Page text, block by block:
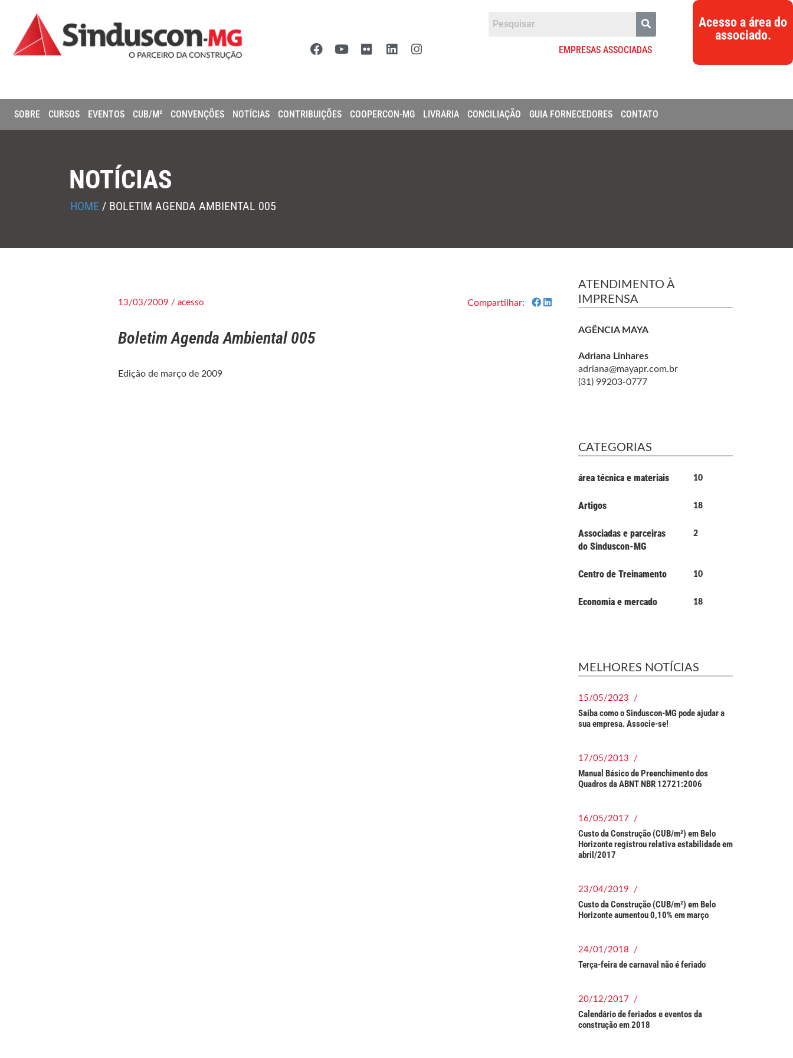
EMPRESAS ASSOCIADAS
Acesso a área do
associado.
SOBRE CURSOS EVENTOS CUB/M² CONVENÇÕES NOTÍCIAS CONTRIBUIÇÕES COOPERCON-MG LIVRARIA CONCILIAÇÃO GUIA FORNECEDORES CONTATO
NOTÍCIAS
HOME / BOLETIM AGENDA AMBIENTAL 005
13/03/2009 / acesso Compartilhar:
Boletim Agenda Ambiental 005
Edição de março de 2009
ATENDIMENTO À
IMPRENSA
AGÊNCIA MAYA
Adriana Linhares
adriana@mayapr.com.br
(31) 99203-0777
CATEGORIAS
área técnica e materiais 10
Artigos 18
Associadas e parceiras
do Sinduscon-MG
2
Centro de Treinamento 10
Economia e mercado 18
MELHORES NOTÍCIAS
15/05/2023 /
Saiba como o Sinduscon-MG pode ajudar a
sua empresa. Associe-se!
17/05/2013 /
Manual Básico de Preenchimento dos
Quadros da ABNT NBR 12721:2006
16/05/2017 /
Custo da Construção (CUB/m²) em Belo
Horizonte registrou relativa estabilidade em
abril/2017
23/04/2019 /
Custo da Construção (CUB/m²) em Belo
Horizonte aumentou 0,10% em março
24/01/2018 /
Terça-feira de carnaval não é feriado
20/12/2017 /
Calendário de feriados e eventos da
construção em 2018